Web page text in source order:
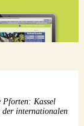
Pforten: Kassel
der internationalen